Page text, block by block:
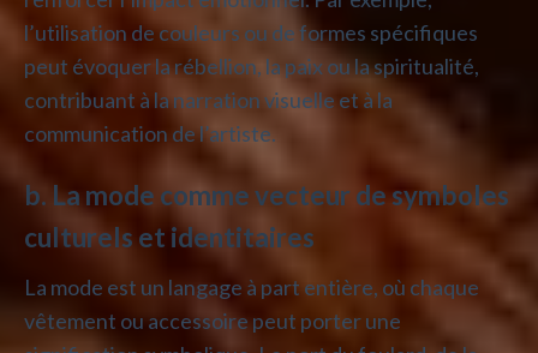
l’utilisation de couleurs ou de formes spécifiques
peut évoquer la rébellion, la paix ou la spiritualité,
contribuant à la narration visuelle et à la
communication de l’artiste.
b. La mode comme vecteur de symboles
culturels et identitaires
La mode est un langage à part entière, où chaque
vêtement ou accessoire peut porter une